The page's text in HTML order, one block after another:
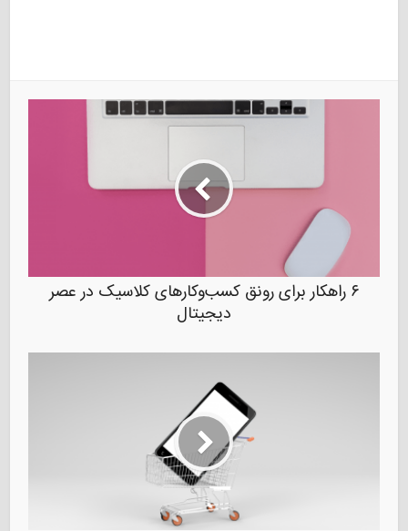
۶ راهکار برای رونق کسب‌و‌کارهای کلاسیک در عصر
دیجیتال